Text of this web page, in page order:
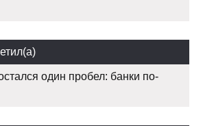
один пробел: банки по-